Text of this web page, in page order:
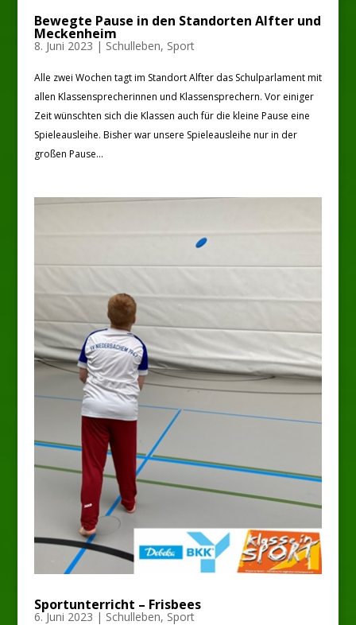
Bewegte Pause in den Standorten Alfter und
Meckenheim
8. Juni 2023 | Schulleben, Sport
Alle zwei Wochen tagt im Standort Alfter das Schulparlament mit
allen Klassensprecherinnen und Klassensprechern. Vor einiger
Zeit wünschten sich die Klassen auch für die kleine Pause eine
Spieleausleihe. Bisher war unsere Spieleausleihe nur in der
großen Pause...
Sportunterricht – Frisbees
6. Juni 2023 | Schulleben, Sport